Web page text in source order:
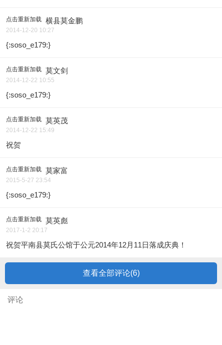
点击重新加载 横县莫金鹏
2014-12-20 10:27
{:soso_e179:}
点击重新加载 莫文剑
2014-12-22 10:55
{:soso_e179:}
点击重新加载 莫英茂
2014-12-22 15:49
祝贺
点击重新加载 莫家富
2015-5-27 23:54
{:soso_e179:}
点击重新加载 莫英彪
2017-1-2 20:17
祝贺平南县莫氏公馆于公元2014年12月11日落成庆典！
查看全部评论(6)